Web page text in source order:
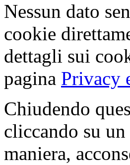
Nessun dato
cookie
dettagli sui
pagina Privacy
Chiudendo
cliccando su
maniera,